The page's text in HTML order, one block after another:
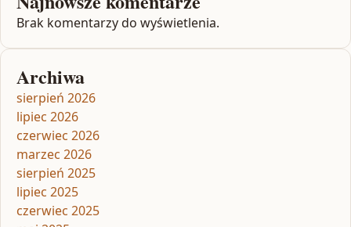
Brak komentarzy do wyświetlenia.
Archiwa
sierpień 2026
lipiec 2026
czerwiec 2026
marzec 2026
sierpień 2025
lipiec 2025
czerwiec 2025